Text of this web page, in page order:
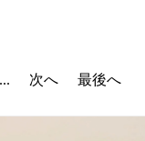
... 次へ 最後へ